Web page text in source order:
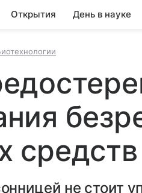
Открытия День в науке
средств
не стоит